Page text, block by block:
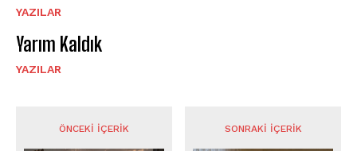
YAZILAR
Yarım Kaldık
YAZILAR
ÖNCEKI İÇERIK SONRAKI İÇERIK